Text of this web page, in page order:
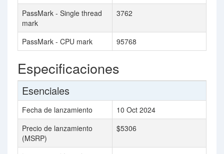
PassMark - Single thread
mark
3762
PassMark - CPU mark 95768
Especificaciones
Esenciales
Fecha de lanzamiento
10 Oct 2024
Precio de lanzamiento
(MSRP)
$5306